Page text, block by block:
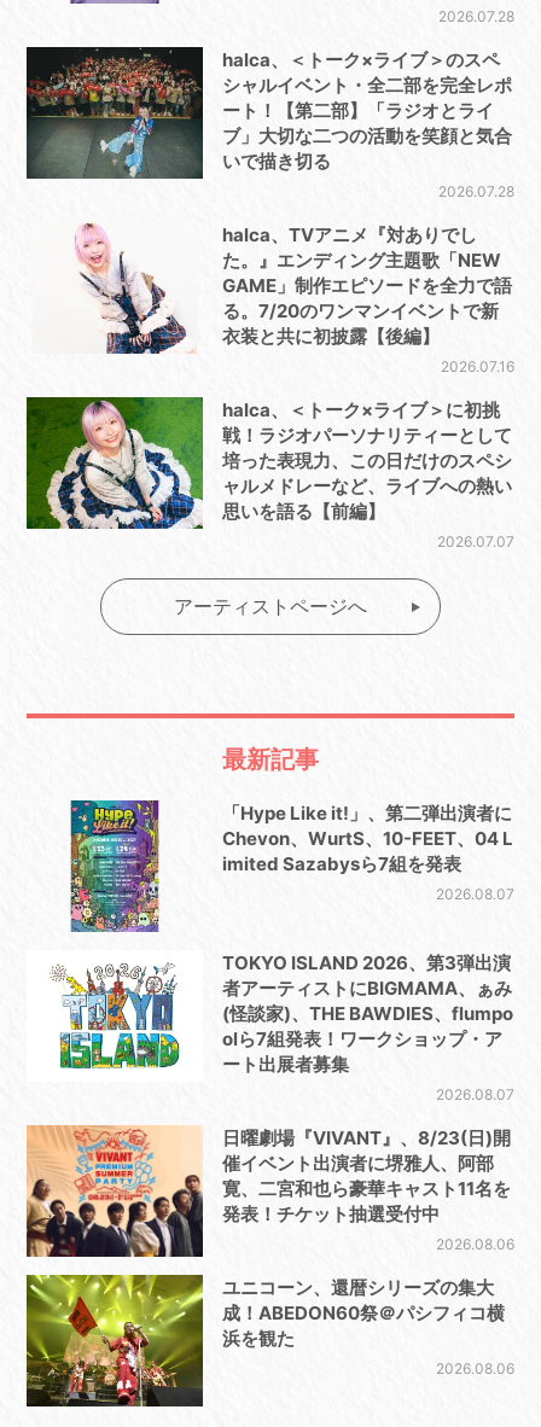
2026.07.28
halca、＜トーク×ライブ＞のスペ
シャルイベント・全二部を完全レポ
ート！【第二部】「ラジオとライ
ブ」大切な二つの活動を笑顔と気合
いで描き切る
2026.07.28
halca、TVアニメ『対ありでし
た。』エンディング主題歌「NEW
GAME」制作エピソードを全力で語
る。7/20のワンマンイベントで新
衣装と共に初披露【後編】
2026.07.16
halca、＜トーク×ライブ＞に初挑
戦！ラジオパーソナリティーとして
培った表現力、この日だけのスペシ
ャルメドレーなど、ライブへの熱い
思いを語る【前編】
2026.07.07
アーティストページへ
最新記事
「Hype Like it!」、第二弾出演者に
Chevon、WurtS、10-FEET、04 L
imited Sazabysら7組を発表
2026.08.07
TOKYO ISLAND 2026、第3弾出演
者アーティストにBIGMAMA、ぁみ
(怪談家)、THE BAWDIES、flumpo
olら7組発表！ワークショップ・ア
ート出展者募集
2026.08.07
日曜劇場『VIVANT』、8/23(日)開
催イベント出演者に堺雅人、阿部
寛、二宮和也ら豪華キャスト11名を
発表！チケット抽選受付中
2026.08.06
ユニコーン、還暦シリーズの集大
成！ABEDON60祭＠パシフィコ横
浜を観た
2026.08.06